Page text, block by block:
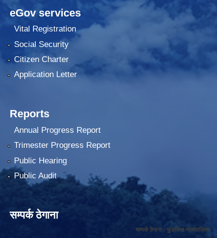
eGov services
Vital Registration
Social Security
Citizen Charter
Application Letter
Reports
Annual Progress Report
Trimester Progress Report
Public Hearing
Public Audit
सम्पर्क ठेगाना
सम्पर्क ठेगाना : फुङलिङ नगरपालिका